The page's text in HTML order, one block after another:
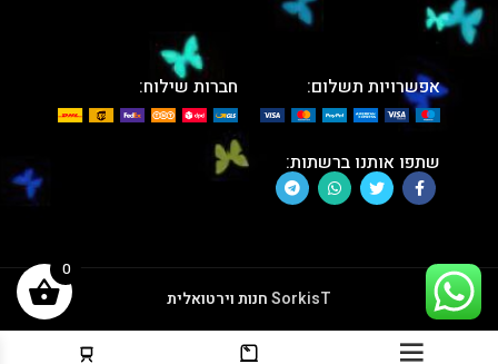
אפשרויות תשלום: חברות שילוח:
שתפו אותנו ברשתות:
SorkisTחנות וירטואלית
0